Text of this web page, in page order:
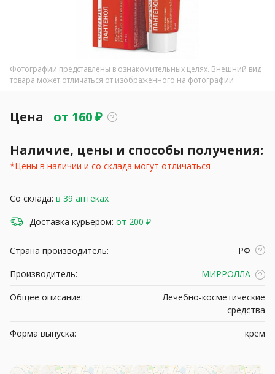
Фотографии представлены в ознакомительных целях. Внешний вид
товара может отличаться от изображенного на фотографии
Цена от 160₽
Наличие, цены и способы получения:
*Цены в наличии и со склада могут отличаться
Со склада: в 39 аптеках
Доставка курьером: от 200 ₽
Страна производитель:
РФ
Производитель:
МИРРОЛЛА
Общее описание:
Лечебно-косметические
средства
Форма выпуска:
крем